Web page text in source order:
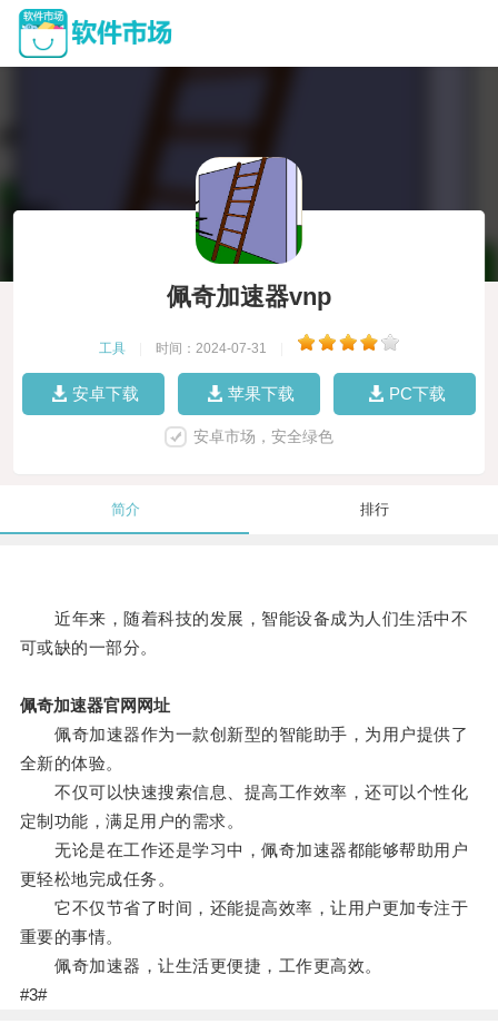
佩奇加速器vnp
工具 时间：2024-07-31
安卓下载 苹果下载 PC下载
安卓市场，安全绿色
简介 排行
近年来，随着科技的发展，智能设备成为人们生活中不
可或缺的一部分。
佩奇加速器官网网址
佩奇加速器作为一款创新型的智能助手，为用户提供了
全新的体验。
不仅可以快速搜索信息、提高工作效率，还可以个性化
定制功能，满足用户的需求。
无论是在工作还是学习中，佩奇加速器都能够帮助用户
更轻松地完成任务。
它不仅节省了时间，还能提高效率，让用户更加专注于
重要的事情。
佩奇加速器，让生活更便捷，工作更高效。
#3#